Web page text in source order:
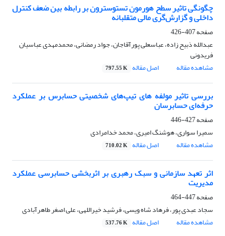
چگونگی تاثیر سطح هورمون تستوسترون بر رابطه بین ضعف کنترل
داخلی و گزارش‌گری مالی متقلبانه
صفحه407-426
عبدالله ذبیح زاده، عباسعلی پورآقاجان، جواد رمضانی، محمدمهدی عباسیان
فریدونی
مشاهده مقاله
اصل مقاله 797.55 K
بررسی تاثیر مولفه های تیپ‌های شخصیتی حسابرس بر عملکرد
حرفه‌ای حسابرسان
صفحه427-446
سمیرا سواری، هوشنگ امیری، محمد خدامرادی
مشاهده مقاله
اصل مقاله 710.02 K
اثر تعهد سازمانی و سبک رهبری بر اثربخشی حسابرسی عملکرد
مدیریت
صفحه447-464
سجاد عبدی پور، فرهاد شاه ویسی، فرشید خیراللهی، علی اصغر طاهرآبادی
مشاهده مقاله
اصل مقاله 537.76 K